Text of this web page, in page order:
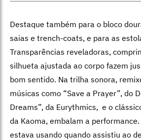
Destaque também para o bloco
saias e trench-coats, e para as
Transparências reveladoras,
silhueta ajustada ao corpo fazem
bom sentido. Na trilha sonora,
músicas como “Save a Prayer”, do
Dreams”, da Eurythmics, e o
da Kaoma, embalam a
estava usando quando assistiu ao